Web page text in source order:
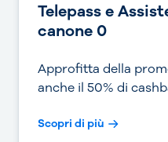
Telepass e
canone 0
Approfitta della
anche il 50% di
Scopri di più